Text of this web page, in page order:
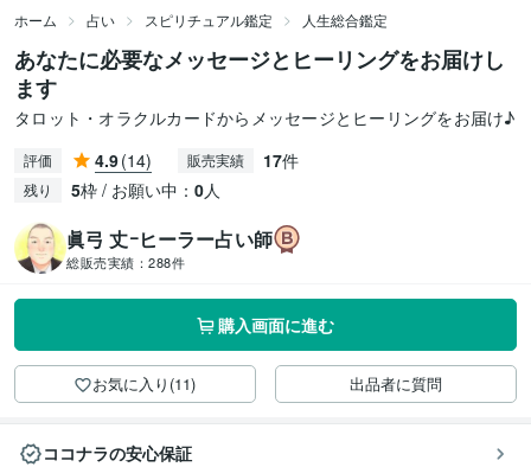
ホーム 占い スピリチュアル鑑定 人生総合鑑定
あなたに必要なメッセージとヒーリングをお届けし
ます
タロット・オラクルカードからメッセージとヒーリングをお届け♪
評価 4.9(14) 販売実績 17件
残り 5枠 / お願い中： 0人
眞弓 丈ｰヒーラー占い師
総販売実績： 288件
購入画面に進む
お気に入り(11) 出品者に質問
ココナラの安心保証